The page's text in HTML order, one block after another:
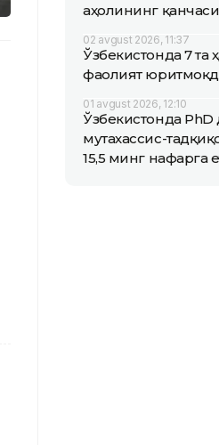
аҳолининг
02 avgust 2026, 11:37
Ўзбекистонда 7 та
фаолият
01 avgust 2026, 12:10
Ўзбекистонда PhD
мутахассис-
15,5 минг нафарга